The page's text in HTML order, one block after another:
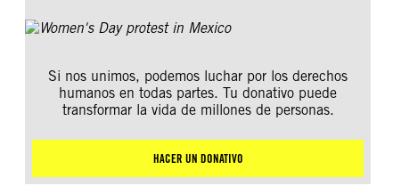
Si nos unimos, podemos luchar por los derechos
humanos en todas partes. Tu donativo puede
transformar la vida de millones de personas.
HACER UN DONATIVO